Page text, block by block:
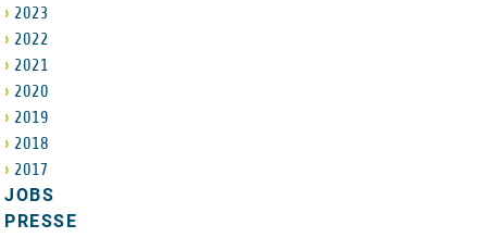
2023
2022
2021
2020
2019
2018
2017
JOBS
PRESSE